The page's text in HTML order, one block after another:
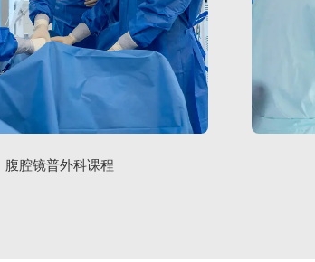
腹腔镜普外科课程